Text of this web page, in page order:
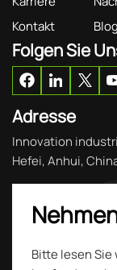
Kontakt
Blog
Folgen Sie
Adresse
Innovation
Hefei, Anhui,
Bitte lesen Sie